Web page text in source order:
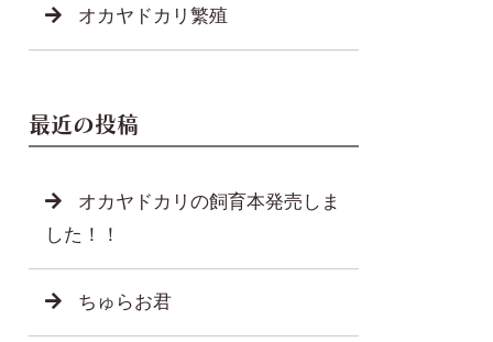
オカヤドカリ繁殖
最近の投稿
オカヤドカリの飼育本発売しま
した！！
ちゅらお君